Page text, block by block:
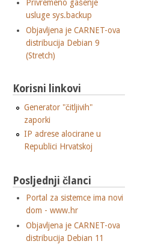
Privremeno gašenje
usluge sys.backup
Objavljena je CARNET-ova
distribucija Debian 9
(Stretch)
Korisni linkovi
Generator "čitljivih"
zaporki
IP adrese alocirane u
Republici Hrvatskoj
Posljednji članci
Portal za sistemce ima novi
dom - www.hr
Objavljena je CARNET-ova
distribucija Debian 11